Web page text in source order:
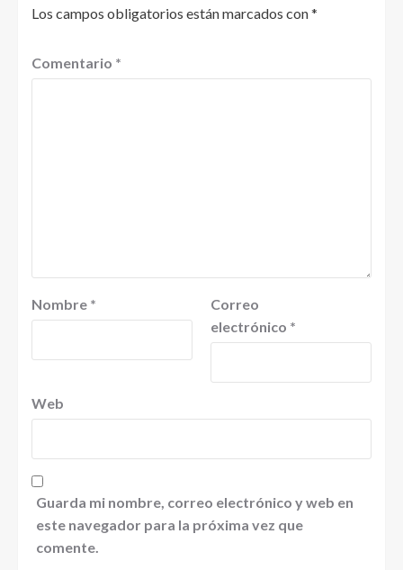
Los campos obligatorios están marcados con*
Comentario *
Nombre *
Correo
electrónico *
Web
Guarda mi nombre, correo electrónico y web en
este navegador para la próxima vez que
comente.